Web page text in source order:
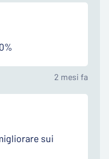
2 mesi fa
sui